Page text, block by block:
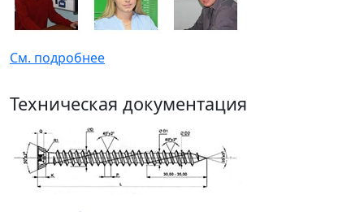
См. подробнее
Техническая документация